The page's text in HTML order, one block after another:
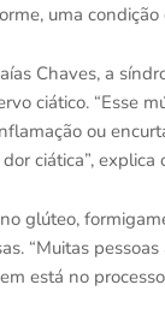
uma
Chaves, a
ciático. “Esse
ou
ciática”, explica
glúteo,
“Muitas
está no